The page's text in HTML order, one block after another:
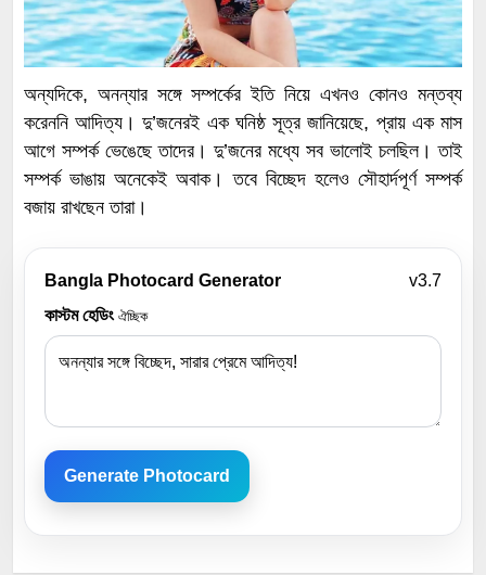
অন্যদিকে, অনন্যার সঙ্গে সম্পর্কের ইতি নিয়ে এখনও কোনও মন্তব্য
করেননি আদিত্য। দু’জনেরই এক ঘনিষ্ঠ সূত্র জানিয়েছে, প্রায় এক মাস
আগে সম্পর্ক ভেঙেছে তাদের। দু’জনের মধ্যে সব ভালোই চলছিল। তাই
সম্পর্ক ভাঙায় অনেকেই অবাক। তবে বিচ্ছেদ হলেও সৌহার্দপূর্ণ সম্পর্ক
বজায় রাখছেন তারা।
Bangla Photocard Generator
v3.7
কাস্টম হেডিং ঐচ্ছিক
Generate Photocard